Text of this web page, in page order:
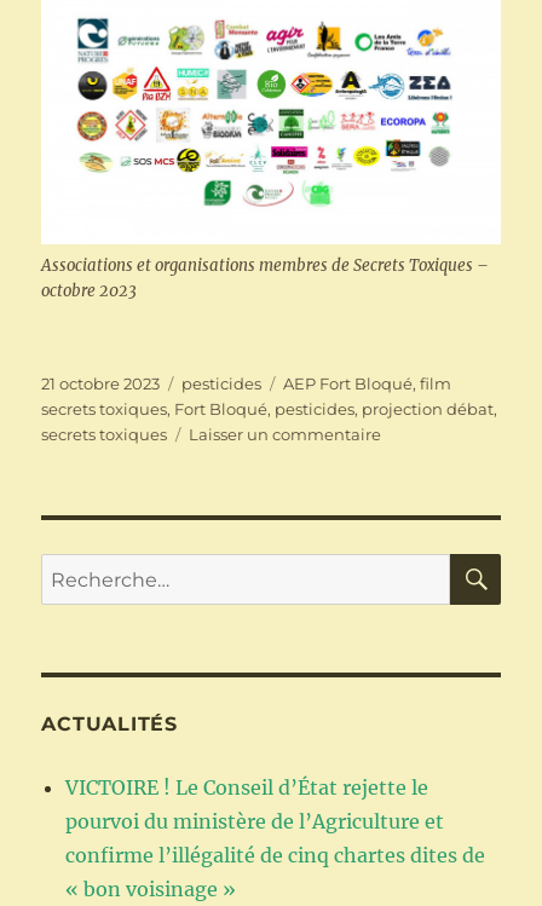
Associations et organisations membres de Secrets Toxiques –
octobre 2023
Publié
le
21 octobre 2023 Catégories
pesticides Étiquettes
AEP Fort Bloqué,film
secrets toxiques, Fort Bloqué, pesticides, projection débat,
secrets toxiques
Laisser un commentairesur
Secrets
à
Recherche
pour :
ACTUALITÉS
VICTOIRE ! Le Conseil d’État rejette le
pourvoi du ministère de l’Agriculture et
confirme l’illégalité de cinq chartes dites de
« bon voisinage »